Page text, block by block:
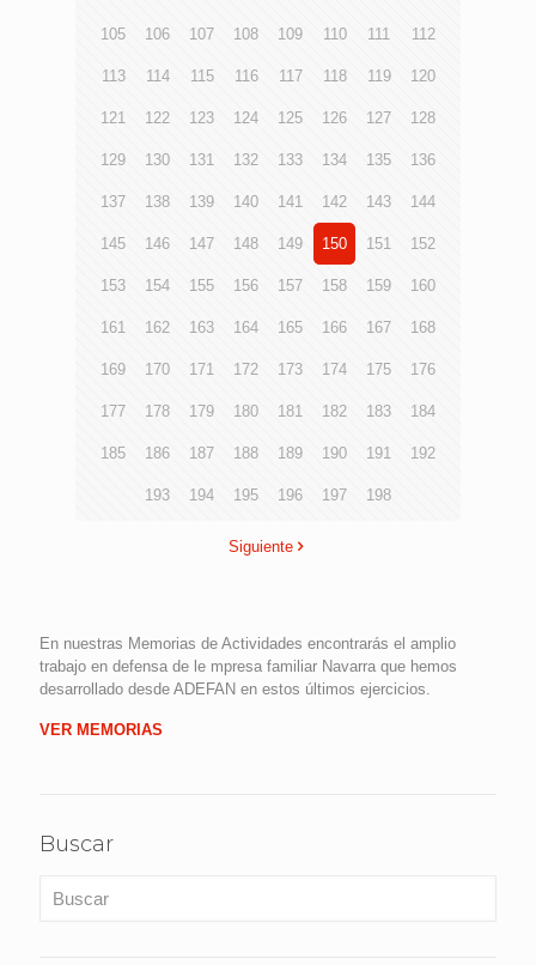
105 106 107 108 109 110 111 112
113 114 115 116 117 118 119 120
121 122 123 124 125 126 127 128
129 130 131 132 133 134 135 136
137 138 139 140 141 142 143 144
145 146 147 148 149 150 151 152
153 154 155 156 157 158 159 160
161 162 163 164 165 166 167 168
169 170 171 172 173 174 175 176
177 178 179 180 181 182 183 184
185 186 187 188 189 190 191 192
193 194 195 196 197 198
Siguiente
En nuestras Memorias de Actividades encontrarás el amplio
trabajo en defensa de le mpresa familiar Navarra que hemos
desarrollado desde ADEFAN en estos últimos ejercicios.
VER MEMORIAS
Buscar